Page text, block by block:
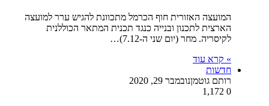
המועצה האזורית חוף הכרמל מתכוונת להגיש ערר למועצה
הארצית לתכנון ובנייה כנגד תכנית המתאר הכוללנית
לקיסריה. מחר (יום שני ה-7.12)…
» קרא עוד
חדשות
רותם גוטמןנובמבר 29, 2020
0